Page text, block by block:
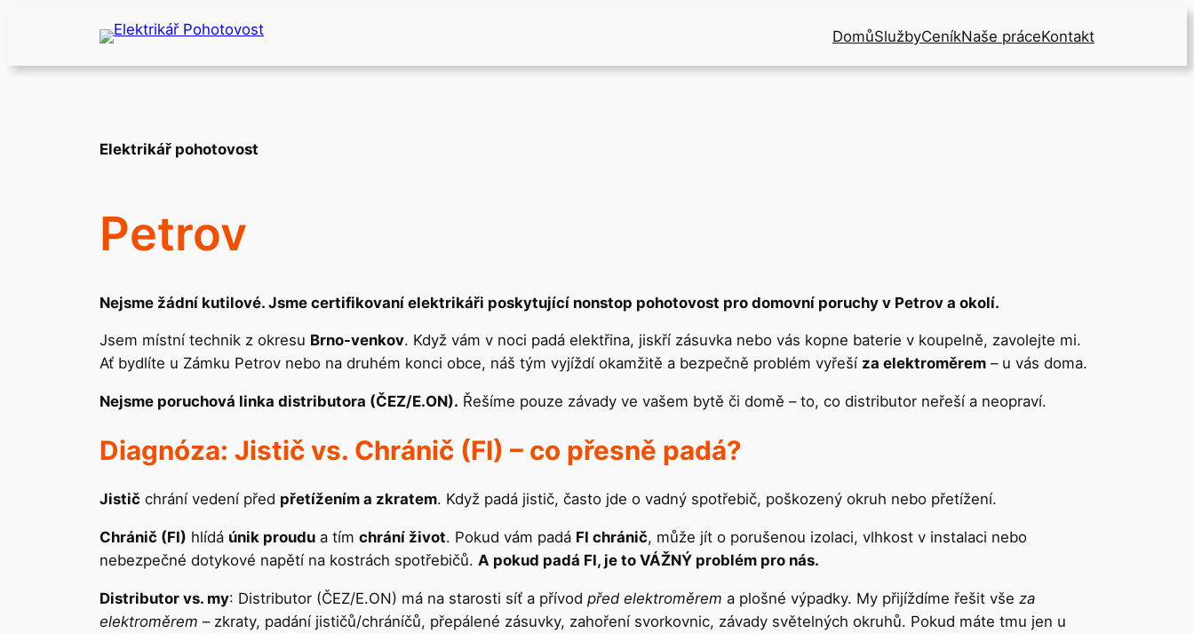
obsah
DomůSlužbyCeníkNaše práceKontakt
Elektrikář pohotovost
Petrov
Nejsme žádní kutilové. Jsme certifikovaní elektrikáři poskytující nonstop pohotovost pro domovní poruchy v Petrov a okolí.
Jsem místní technik z okresu Brno-venkov. Když vám v noci padá elektřina, jiskří zásuvka nebo vás kopne baterie v koupelně, zavolejte mi.
Ať bydlíte u Zámku Petrov nebo na druhém konci obce, náš tým vyjíždí okamžitě a bezpečně problém vyřeší za elektroměrem – u vás doma.
Nejsme poruchová linka distributora (ČEZ/E.ON). Řešíme pouze závady ve vašem bytě či domě – to, co distributor neřeší a neopraví.
Diagnóza: Jistič vs. Chránič (FI) – co přesně padá?
Jistič chrání vedení před přetížením a zkratem. Když padá jistič, často jde o vadný spotřebič, poškozený okruh nebo přetížení.
Chránič (FI) hlídá únik proudu a tím chrání život. Pokud vám padá FI chránič, může jít o porušenou izolaci, vlhkost v instalaci nebo
nebezpečné dotykové napětí na kostrách spotřebičů. A pokud padá FI, je to VÁŽNÝ problém pro nás.
Distributor vs. my: Distributor (ČEZ/E.ON) má na starosti síť a přívod před elektroměrem a plošné výpadky. My přijíždíme řešit vše za
elektroměrem – zkraty, padání jističů/chráníčů, přepálené zásuvky, zahoření svorkovnic, závady světelných okruhů. Pokud máte tmu jen u